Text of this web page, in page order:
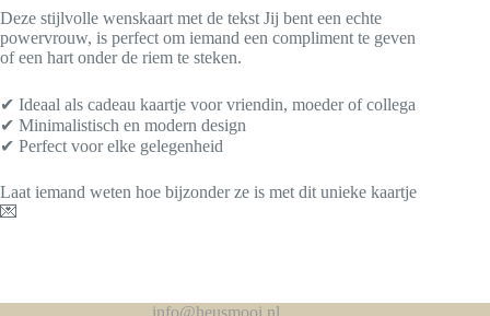
Deze stijlvolle wenskaart met de tekst Jij bent een echte
powervrouw, is perfect om iemand een compliment te geven
of een hart onder de riem te steken.
✔ Ideaal als cadeau kaartje voor vriendin, moeder of collega
✔ Minimalistisch en modern design
✔ Perfect voor elke gelegenheid
Laat iemand weten hoe bijzonder ze is met dit unieke kaartje
💌